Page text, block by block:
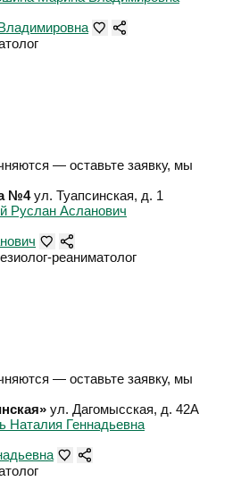
— оставьте заявку, мы
№4 ул. Туапсинская, д. 1
реаниматолог
— оставьте заявку, мы
ул. Дагомысская, д. 42А